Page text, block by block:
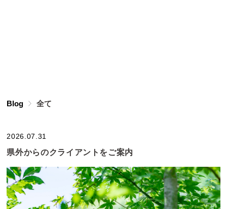
Blog 全て
県外からのクライアントをご案内
2026.07.31